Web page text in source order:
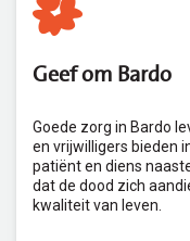
Geef om Bardo
Goede zorg in Bardo
en vrijwilligers bieden
patiënt en diens
dat de dood zich
kwaliteit van leven.